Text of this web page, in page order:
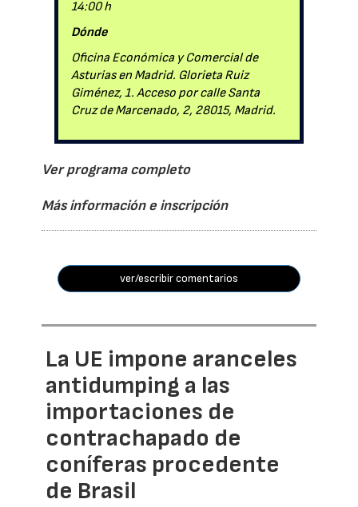
14:00 h
Dónde
Oficina Económica y Comercial de
Asturias en Madrid. Glorieta Ruiz
Giménez, 1. Acceso por calle Santa
Cruz de Marcenado, 2, 28015, Madrid.
Ver programa completo
Más información e inscripción
ver/escribir comentarios
La UE impone aranceles
antidumping a las
importaciones de
contrachapado de
coníferas procedente
de Brasil